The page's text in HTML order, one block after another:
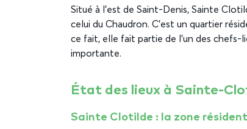
Situé à l’est de Saint-Denis, Sainte
celui du Chaudron. C’est un quartier
ce fait, elle fait partie de l’un des
importante.
État des lieux à Sainte-
Sainte Clotilde : la zone